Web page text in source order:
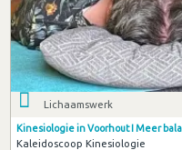
Lichaamswerk
Kinesiologie in Voorhout I Meer
Kaleidoscoop Kinesiologie